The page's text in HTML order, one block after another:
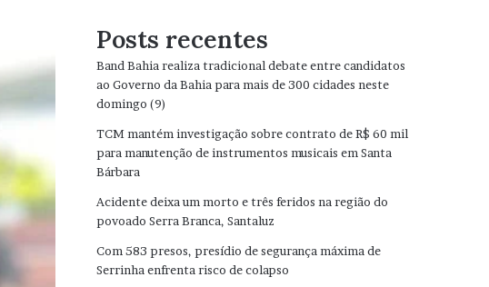
Posts recentes
Band Bahia realiza tradicional debate entre candidatos
ao Governo da Bahia para mais de 300 cidades neste
domingo (9)
TCM mantém investigação sobre contrato de R$ 60 mil
para manutenção de instrumentos musicais em Santa
Bárbara
Acidente deixa um morto e três feridos na região do
povoado Serra Branca, Santaluz
Com 583 presos, presídio de segurança máxima de
Serrinha enfrenta risco de colapso